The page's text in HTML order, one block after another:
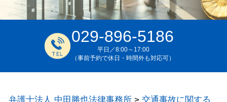
029-896-5186
平日／8:00～17:00
（事前予約で休日・時間外も対応可）
弁護士法人 中田勝也法律事務所 > 交通事故に関する